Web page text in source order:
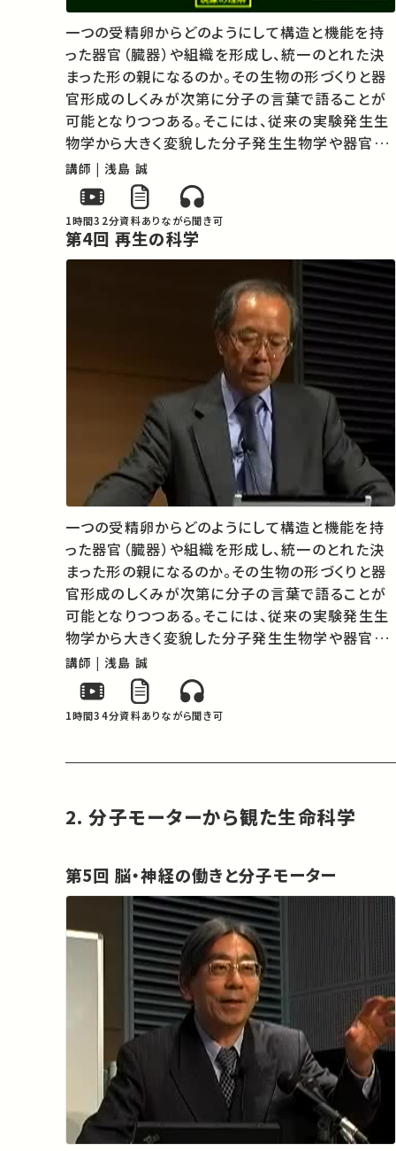
一つの受精卵からどのようにして構造と機能を持
った器官（臓器）や組織を形成し、統一のとれた決
まった形の親になるのか。その生物の形づくりと器
官形成のしくみが次第に分子の言葉で語ることが
可能となりつつある。そこには、従来の実験発生生
物学から大きく変貌した分子発生生物学や器官形
成学などがある。それらを支えているものは遺伝子
の発現調節のメカニズム、核と細胞質の相互作用、
細胞間相互作用、組織間相互作用などで…
講師 | 浅島 誠
1時間32分資料ありながら聞き可
第4回 再生の科学
一つの受精卵からどのようにして構造と機能を持
った器官（臓器）や組織を形成し、統一のとれた決
まった形の親になるのか。その生物の形づくりと器
官形成のしくみが次第に分子の言葉で語ることが
可能となりつつある。そこには、従来の実験発生生
物学から大きく変貌した分子発生生物学や器官形
成学などがある。それらを支えているものは遺伝子
の発現調節のメカニズム、核と細胞質の相互作用、
細胞間相互作用、組織間相互作用などで…
講師 | 浅島 誠
1時間34分資料ありながら聞き可
2. 分子モーターから観た生命科学
第5回 脳・神経の働きと分子モーター